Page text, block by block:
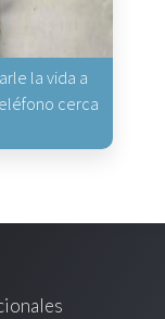
la vida a
cerca